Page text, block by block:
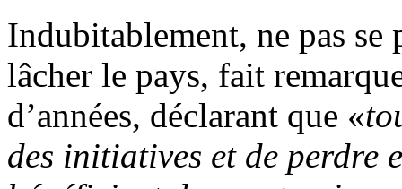
Indubitablement, ne pas se
lâcher le pays, fait
d’années, déclarant que «
des initiatives et de perdre